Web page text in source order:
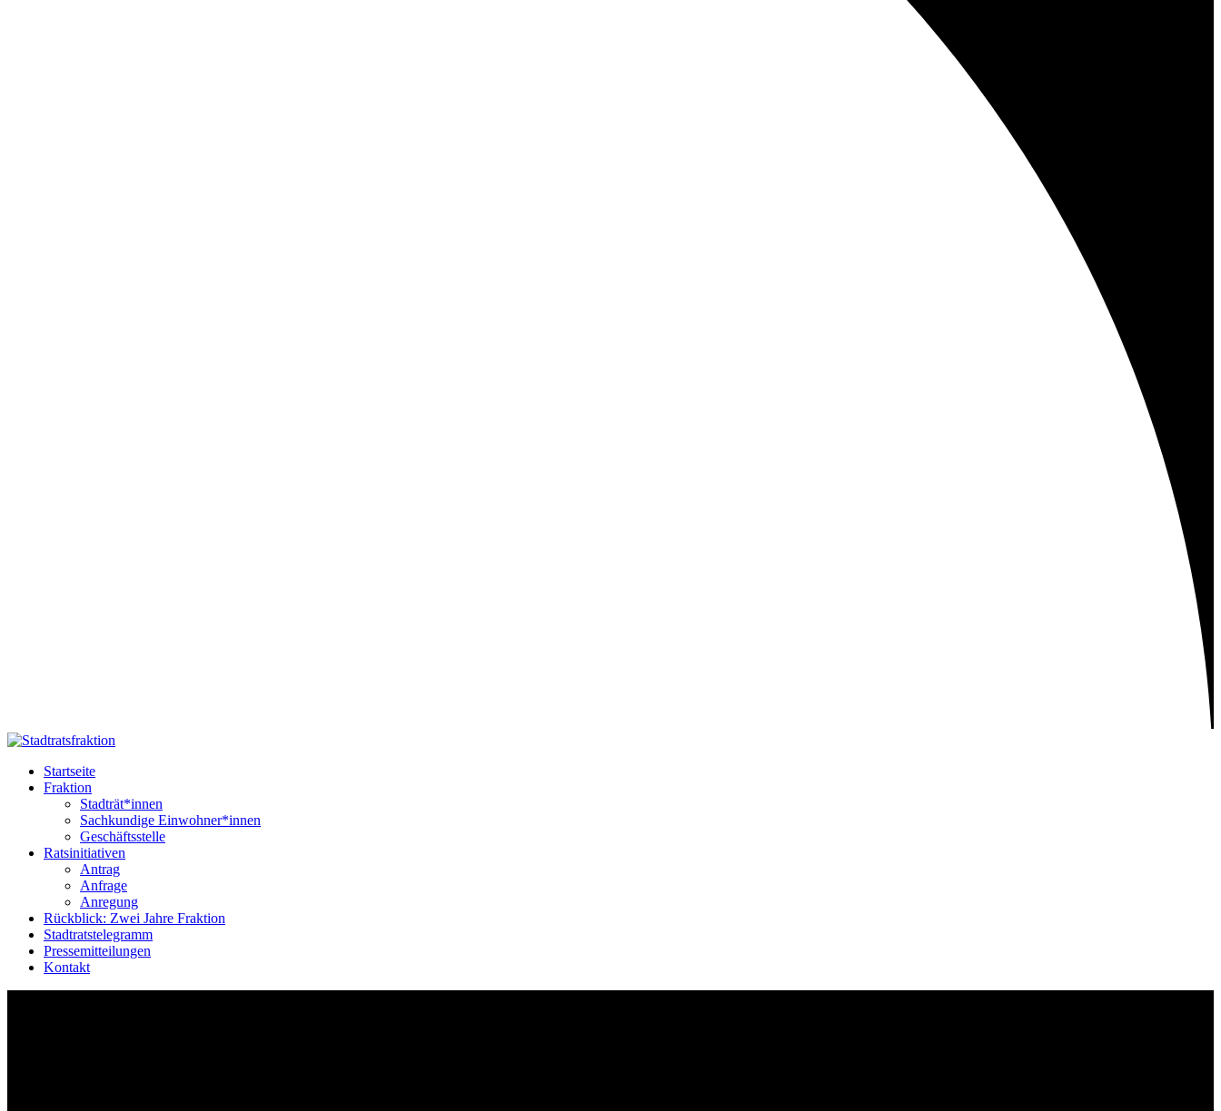
Startseite
Fraktion
Stadträt*innen
Sachkundige Einwohner*innen
Geschäftsstelle
Ratsinitiativen
Antrag
Anfrage
Anregung
Rückblick: Zwei Jahre Fraktion
Stadtratstelegramm
Pressemitteilungen
Kontakt